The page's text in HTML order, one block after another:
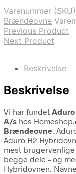
Varenummer
Brændeovne
Previous Product
Next Product
Beskrivelse
Beskrivelse
Vi har fundet
A/s hos
Brændeovne.
Aduro H2
mest
begge dele – og
Hybridovnen.